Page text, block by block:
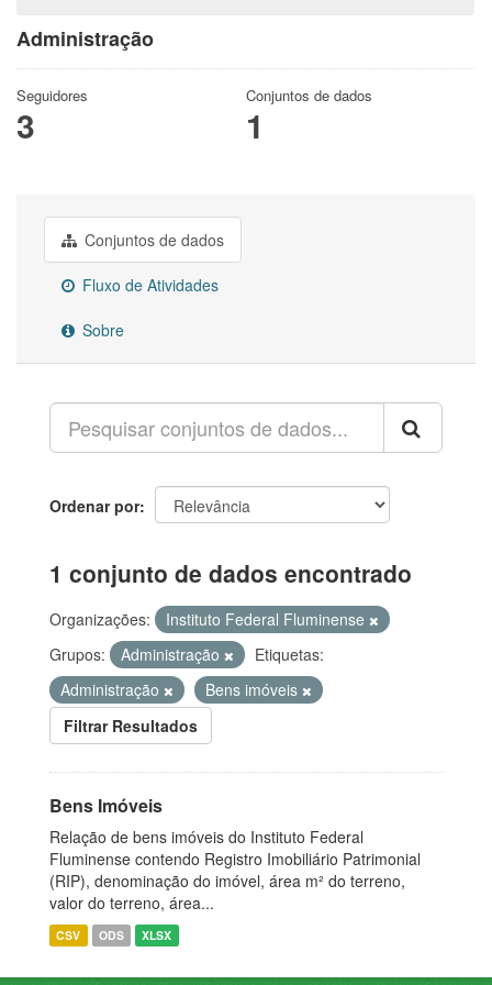
Administração
Seguidores
3
Conjuntos de dados
1
Conjuntos de dados
Fluxo de Atividades
Sobre
Ordenar por
1 conjunto de dados encontrado
Organizações:
Instituto Federal Fluminense
Grupos:
Administração
Etiquetas:
Administração
Bens imóveis
Filtrar Resultados
Bens Imóveis
Relação de bens imóveis do Instituto Federal
Fluminense contendo Registro Imobiliário Patrimonial
(RIP), denominação do imóvel, área m² do terreno,
valor do terreno, área...
CSV ODS XLSX